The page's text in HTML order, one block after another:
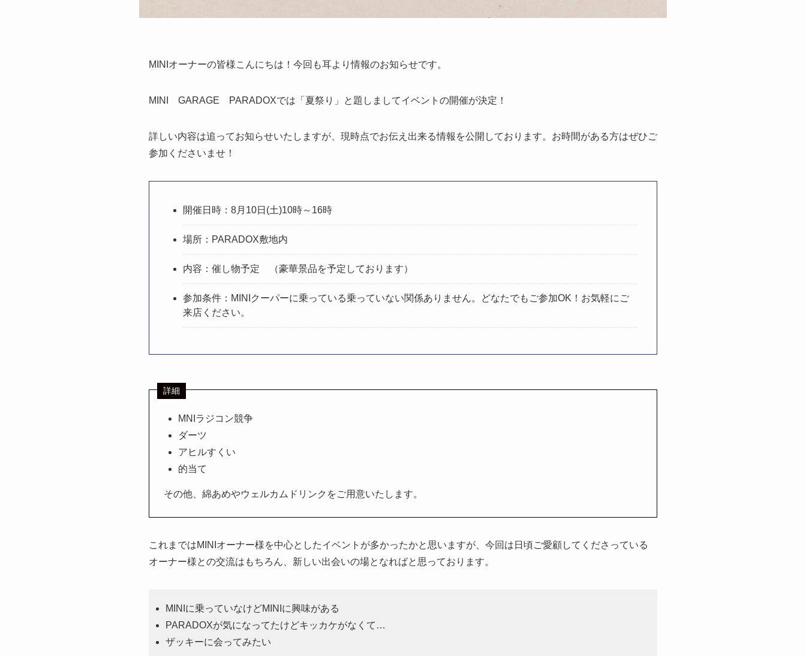
MINIオーナーの皆様こんにちは！今回も耳より情報のお知らせです。
MINI GARAGE PARADOXでは「夏祭り」と題しましてイベントの開催が決定！
詳しい内容は追ってお知らせいたしますが、現時点でお伝え出来る情報を公開しております。お時間がある方はぜひご
参加くださいませ！
開催日時：8月10日(土)10時～16時
場所：PARADOX敷地内
内容：催し物予定 （豪華景品を予定しております）
参加条件：MINIクーパーに乗っている乗っていない関係ありません。どなたでもご参加OK！お気軽にご
来店ください。
詳細
MNIラジコン競争
ダーツ
アヒルすくい
的当て
その他、綿あめやウェルカムドリンクをご用意いたします。
これまではMINIオーナー様を中心としたイベントが多かったかと思いますが、今回は日頃ご愛顧してくださっている
オーナー様との交流はもちろん、新しい出会いの場となればと思っております。
MINIに乗っていなけどMINIに興味がある
PARADOXが気になってたけどキッカケがなくて…
ザッキーに会ってみたい